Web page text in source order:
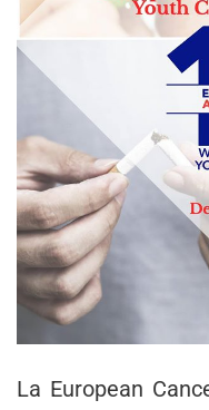
La European